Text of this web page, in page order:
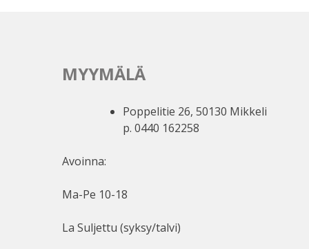
MYYMÄLÄ
Poppelitie 26, 50130 Mikkeli
p. 0440 162258
Avoinna:
Ma-Pe 10-18
La Suljettu (syksy/talvi)